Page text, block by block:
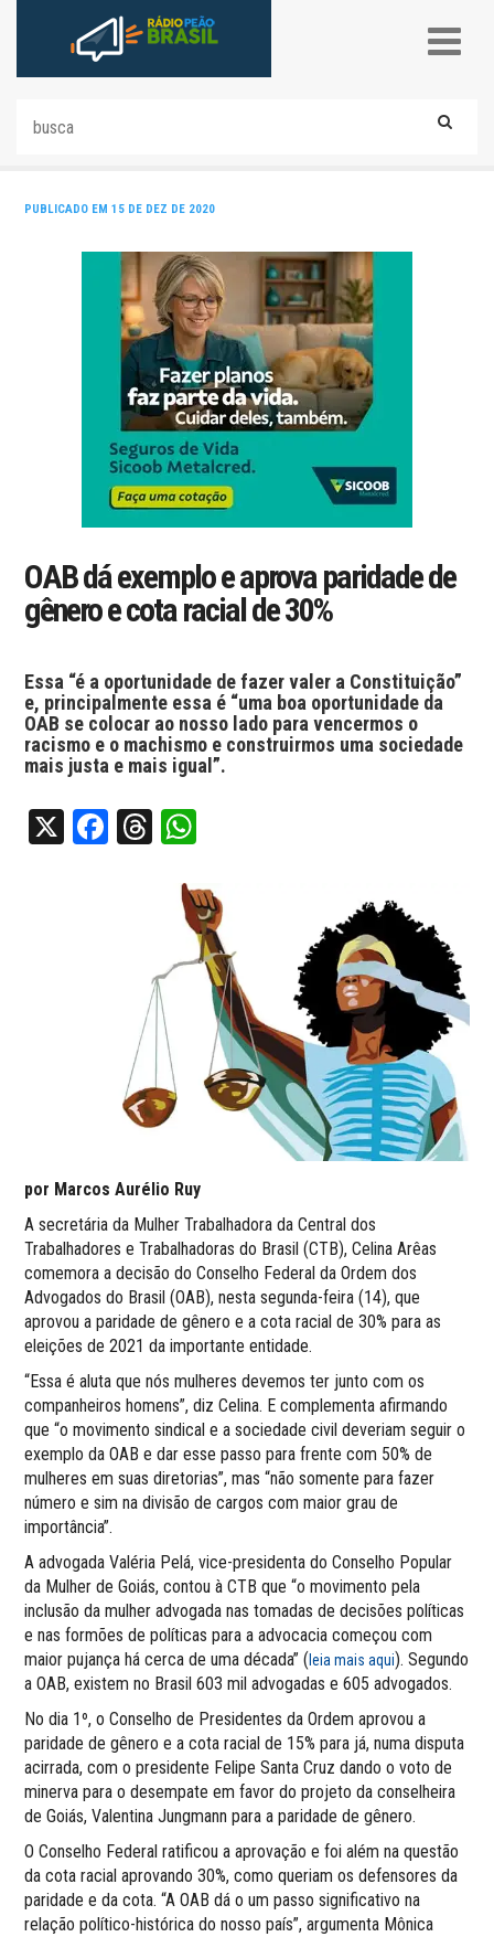
PUBLICADO EM 15 DE DEZ DE 2020
OAB dá exemplo e aprova paridade de
gênero e cota racial de 30%
Essa “é a oportunidade de fazer valer a Constituição”
e, principalmente essa é “uma boa oportunidade da
OAB se colocar ao nosso lado para vencermos o
racismo e o machismo e construirmos uma sociedade
mais justa e mais igual”.
X Facebook
Threads
por Marcos Aurélio Ruy
A secretária da Mulher Trabalhadora da Central dos
Trabalhadores e Trabalhadoras do Brasil (CTB), Celina Arêas
comemora a decisão do Conselho Federal da Ordem dos
Advogados do Brasil (OAB), nesta segunda-feira (14), que
aprovou a paridade de gênero e a cota racial de 30% para as
eleições de 2021 da importante entidade.
“Essa é aluta que nós mulheres devemos ter junto com os
companheiros homens”, diz Celina. E complementa afirmando
que “o movimento sindical e a sociedade civil deveriam seguir o
exemplo da OAB e dar esse passo para frente com 50% de
mulheres em suas diretorias”, mas “não somente para fazer
número e sim na divisão de cargos com maior grau de
importância”.
A advogada Valéria Pelá, vice-presidenta do Conselho Popular
da Mulher de Goiás, contou à CTB que “o movimento pela
inclusão da mulher advogada nas tomadas de decisões políticas
e nas formões de políticas para a advocacia começou com
maior pujança há cerca de uma década” (leia mais aqui). Segundo
a OAB, existem no Brasil 603 mil advogadas e 605 advogados.
No dia 1º, o Conselho de Presidentes da Ordem aprovou a
paridade de gênero e a cota racial de 15% para já, numa disputa
acirrada, com o presidente Felipe Santa Cruz dando o voto de
minerva para o desempate em favor do projeto da conselheira
de Goiás, Valentina Jungmann para a paridade de gênero.
O Conselho Federal ratificou a aprovação e foi além na questão
da cota racial aprovando 30%, como queriam os defensores da
paridade e da cota. “A OAB dá o um passo significativo na
relação político-histórica do nosso país”, argumenta Mônica